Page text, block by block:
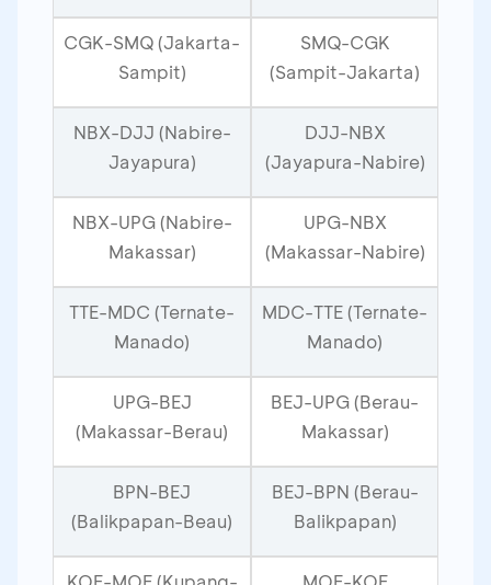
CGK-SMQ (Jakarta-
Sampit)
SMQ-CGK
(Sampit-Jakarta)
NBX-DJJ (Nabire-
Jayapura)
DJJ-NBX
(Jayapura-Nabire)
NBX-UPG (Nabire-
Makassar)
UPG-NBX
(Makassar-Nabire)
TTE-MDC (Ternate-
Manado)
MDC-TTE (Ternate-
Manado)
UPG-BEJ
(Makassar-Berau)
BEJ-UPG (Berau-
Makassar)
BPN-BEJ
(Balikpapan-Beau)
BEJ-BPN (Berau-
Balikpapan)